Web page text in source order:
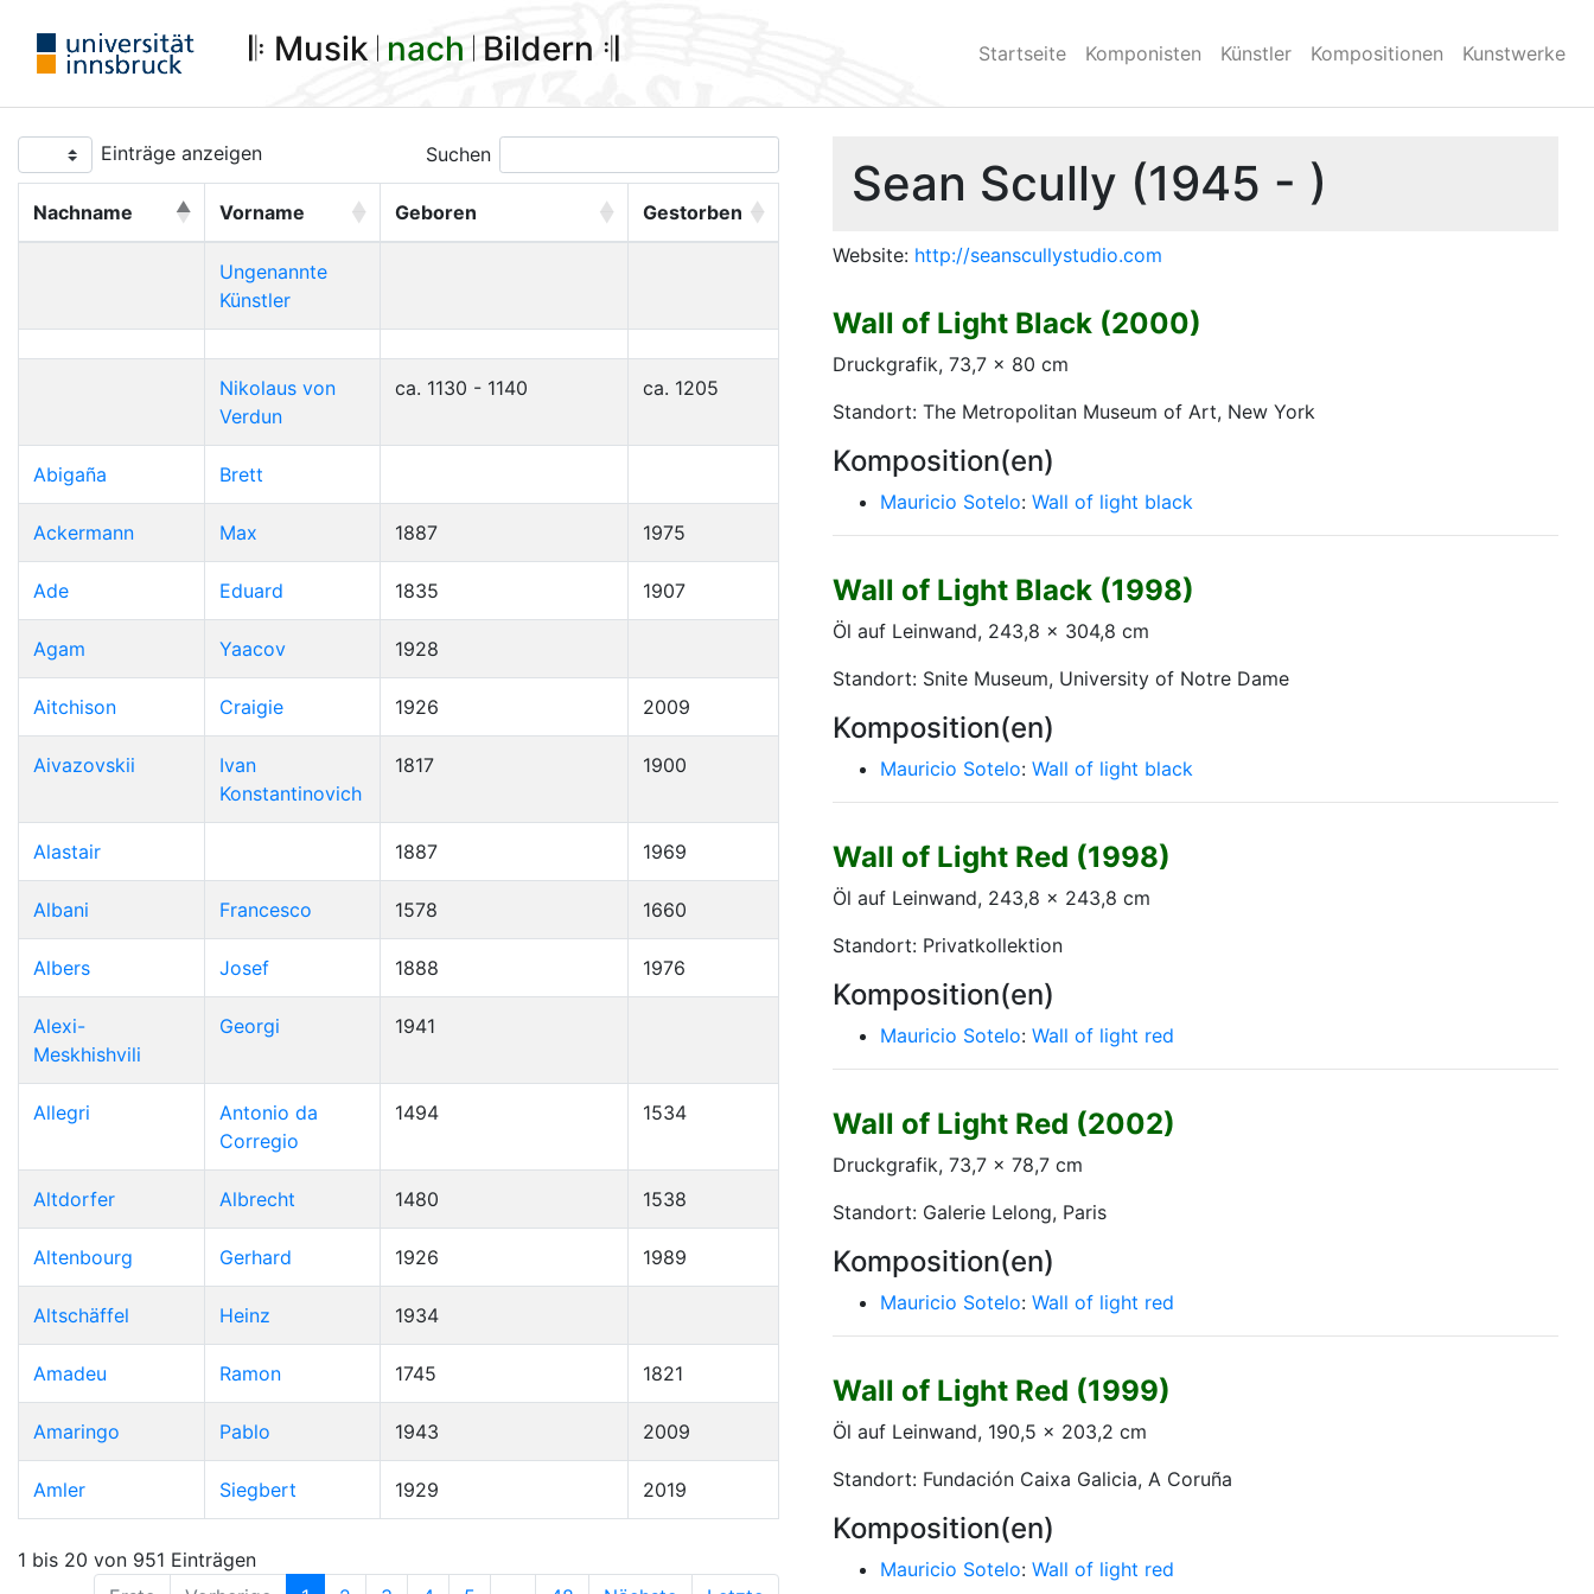
𝄆 Musik 𝄀 nach 𝄀 Bildern 𝄇 Startseite Komponisten Künstler Kompositionen Kunstwerke
Einträge anzeigen Suchen
Nachname Vorname Geboren Gestorben
Ungenannte
Künstler
Nikolaus von
Verdun
ca. 1130 - 1140 ca. 1205
Abigaña Brett
Ackermann Max 1887 1975
Ade Eduard 1835 1907
Agam Yaacov 1928
Aitchison Craigie 1926 2009
Aivazovskii
Ivan
Konstantinovich
1817 1900
Alastair 1887 1969
Albani Francesco 1578 1660
Albers Josef 1888 1976
Alexi-
Meskhishvili
Georgi 1941
Allegri
Antonio da
Corregio
1494 1534
Altdorfer Albrecht 1480 1538
Altenbourg Gerhard 1926 1989
Altschäffel Heinz 1934
Amadeu Ramon 1745 1821
Amaringo Pablo 1943 2009
Amler Siegbert 1929 2019
1 bis 20 von 951 Einträgen
Sean Scully (1945 - )
Website: http://seanscullystudio.com
Wall of Light Black (2000)
Druckgrafik, 73,7 x 80 cm
Standort: The Metropolitan Museum of Art, New York
Komposition(en)
Mauricio Sotelo: Wall of light black
Wall of Light Black (1998)
Öl auf Leinwand, 243,8 x 304,8 cm
Standort: Snite Museum, University of Notre Dame
Komposition(en)
Mauricio Sotelo: Wall of light black
Wall of Light Red (1998)
Öl auf Leinwand, 243,8 x 243,8 cm
Standort: Privatkollektion
Komposition(en)
Mauricio Sotelo: Wall of light red
Wall of Light Red (2002)
Druckgrafik, 73,7 x 78,7 cm
Standort: Galerie Lelong, Paris
Komposition(en)
Mauricio Sotelo: Wall of light red
Wall of Light Red (1999)
Öl auf Leinwand, 190,5 x 203,2 cm
Standort: Fundación Caixa Galicia, A Coruña
Komposition(en)
Mauricio Sotelo: Wall of light red